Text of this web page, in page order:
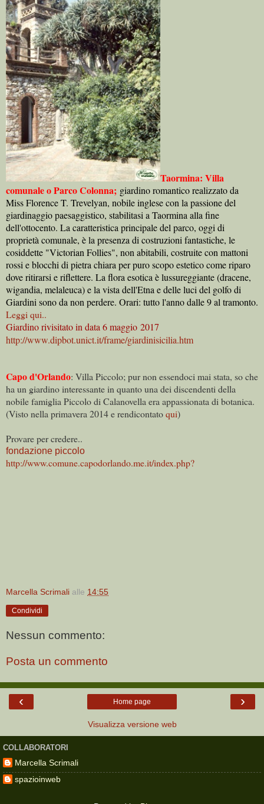
Taormina: Villa
comunale o Parco Colonna; giardino romantico realizzato da
MissFlorence T. Trevelyan, nobile inglese con la passione del
giardinaggio paesaggistico, stabilitasi a Taormina alla fine
dell'ottocento. La caratteristica principale del parco, oggi di
proprietà comunale, è la presenza di costruzioni fantastiche, le
cosiddette "Victorian Follies", non abitabili, costruite con mattoni
rossi e blocchi di pietra chiara per puro scopo estetico come riparo
dove ritirarsi e riflettere. La flora esotica è lussureggiante (dracene,
wigandia, melaleuca) e la vista dell'Etna e delle luci del golfo di
Giardini sono da non perdere. Orari: tutto l'anno dalle 9 al tramonto.
Leggi qui..
Giardino rivisitato in data 6 maggio 2017
http://www.dipbot.unict.it/frame/giardinisicilia.htm
Capo d'Orlando: Villa Piccolo; pur non essendoci mai stata, so che
ha un giardino interessante in quanto una dei discendenti della
nobile famiglia Piccolo di Calanovella era appassionata di botanica.
(Visto nella primavera 2014 e rendicontatoqui)
Provare per credere..
fondazione piccolo
http://www.comune.capodorlando.me.it/index.php?
Marcella Scrimali alle 14:55
Condividi
Nessun commento:
Posta un commento
‹ ›
Home page
Visualizza versione web
COLLABORATORI
Marcella Scrimali
spazioinweb